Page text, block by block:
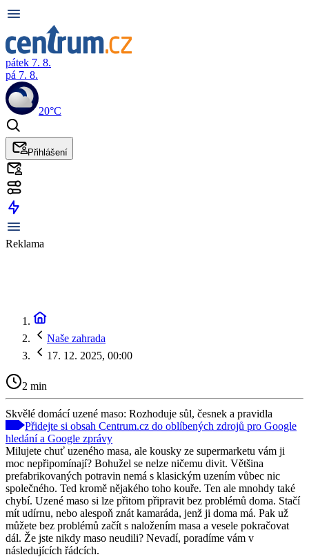
pátek 7. 8.
pá 7. 8.
20°C
Přihlášení
Reklama
Naše zahrada
17. 12. 2025, 00:00
2 min
Skvělé domácí uzené maso: Rozhoduje sůl, česnek a pravidla
Přidejte si obsah Centrum.cz do oblíbených zdrojů pro Google
hledání a Google zprávy
Milujete chuť uzeného masa, ale kousky ze supermarketu vám ji
moc nepřipomínají? Bohužel se nelze ničemu divit. Většina
prefabrikovaných potravin nemá s klasickým uzením vůbec nic
společného. Ted kromě nějakého toho kouře. Ten ale mnohdy také
chybí. Uzené maso si lze přitom připravit bez problémů doma. Stačí
mít udírnu, nebo alespoň znát kamaráda, jenž ji doma má. Pak už
můžete bez problémů začít s naložením masa a vesele pokračovat
dál. Že jste nikdy maso neudili? Nevadí, poradíme vám v
následujících řádcích.